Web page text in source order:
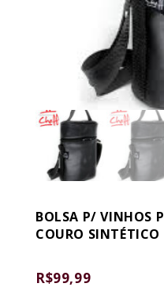
BOLSA P/ VINHOS
COURO SINTÉTICO
R$99,99